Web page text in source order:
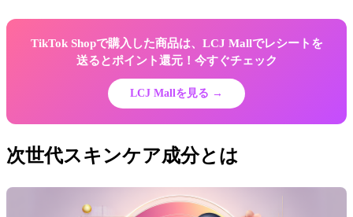
TikTok Shopで購入した商品は、LCJ Mallでレシートを
送るとポイント還元！今すぐチェック
LCJ Mallを見る →
次世代スキンケア成分とは